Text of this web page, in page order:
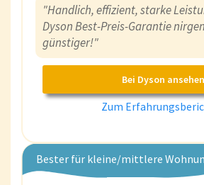
"Handlich, effizient, starke
Dyson Best-Preis-Garantie
günstiger!"
Bei Dyson
Zum
Bester für kleine/mittlere